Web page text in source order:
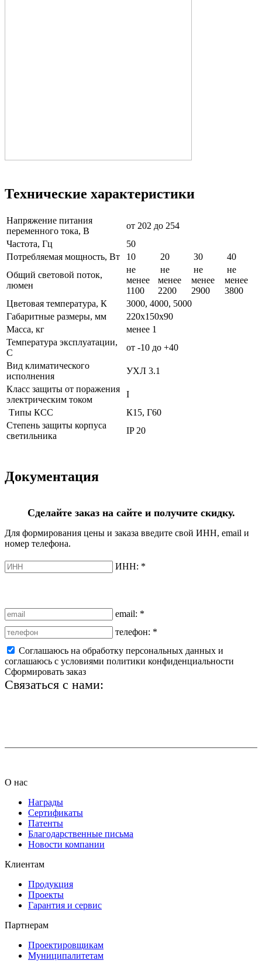
Технические характеристики
Напряжение питания
переменного тока, В
от 202 до 254
Частота, Гц
50
Потребляемая мощность, Вт
10 20 30
40
Общий световой поток,
люмен
не
менее
1100
не
менее
2200
не
менее
2900
не
менее
3800
Цветовая температура, К
3000, 4000, 5000
Габаритные размеры, мм
220х150х90
Масса, кг
менее 1
Температура эксплуатации,
С
от -10 до +40
Вид климатического
исполнения
УХЛ 3.1
Класс защиты от поражения
электрическим током
I
Типы КСС
К15, Г60
Степень защиты корпуса
светильника
IP 20
Документация
Сделайте заказ на сайте и получите скидку.
Для формирования цены и заказа введите свой ИНН, email и
номер телефона.
ИНН: *
email: *
телефон: *
Соглашаюсь на обработку персональных данных и
соглашаюсь с условиями политики конфиденциальности
Сформировать заказ
Связаться с нами:
О нас
Награды
Сертификаты
Патенты
Благодарственные письма
Новости компании
Клиентам
Продукция
Проекты
Гарантия и сервис
Партнерам
Проектировщикам
Муниципалитетам